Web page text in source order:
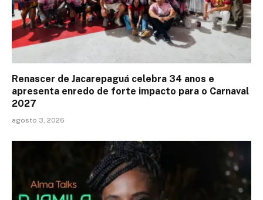
Renascer de Jacarepaguá celebra 34 anos e
apresenta enredo de forte impacto para o Carnaval
2027
agosto 3, 2026